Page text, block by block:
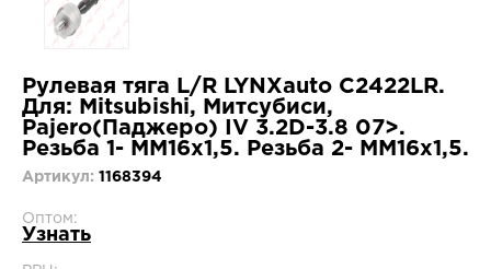
Рулевая тяга L/R LYNXauto C2422LR.
Для: Mitsubishi, Митсубиси,
Pajero(Паджеро) IV 3.2D-3.8 07>.
Резьба 1- MM16x1,5. Резьба 2- MM16x1,5.
Артикул: 1168394
Оптом:
Узнать